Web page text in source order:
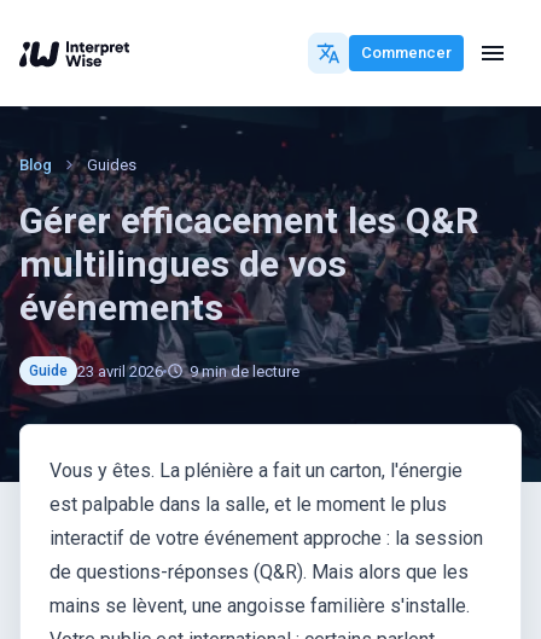
Commencer
Blog Guides
Gérer efficacement les Q&R
multilingues de vos
événements
Guide 23 avril 2026 9 min de lecture
Vous y êtes. La plénière a fait un carton, l'énergie
est palpable dans la salle, et le moment le plus
interactif de votre événement approche : la session
de questions-réponses (Q&R). Mais alors que les
mains se lèvent, une angoisse familière s'installe.